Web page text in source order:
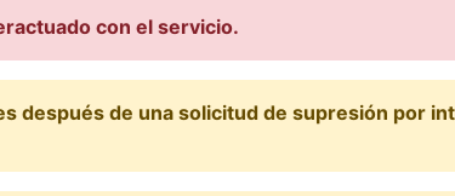
con el servicio.
después de una solicitud de supresión por